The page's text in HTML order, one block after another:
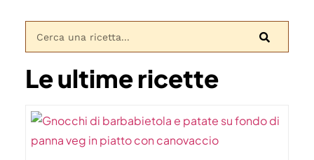
Le ultime ricette